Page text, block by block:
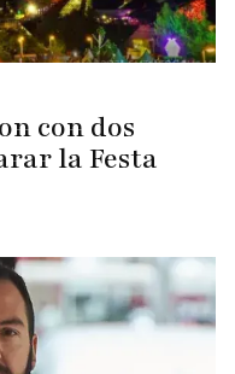
con dos
la Festa